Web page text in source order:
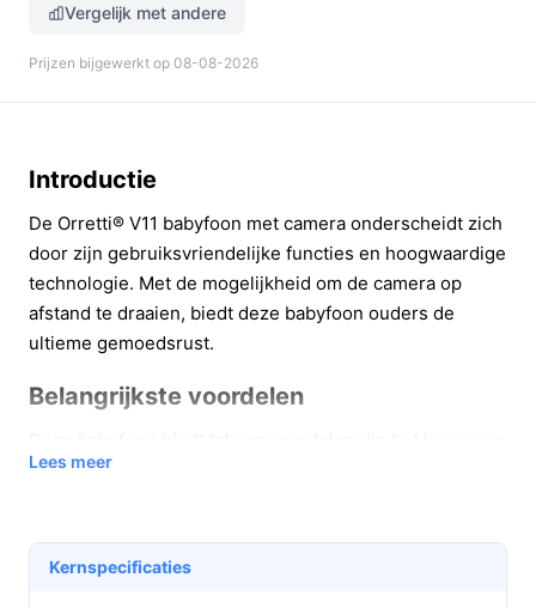
Vergelijk met andere
Prijzen bijgewerkt op 08-08-2026
Introductie
De Orretti® V11 babyfoon met camera onderscheidt zich
door zijn gebruiksvriendelijke functies en hoogwaardige
technologie. Met de mogelijkheid om de camera op
afstand te draaien, biedt deze babyfoon ouders de
ultieme gemoedsrust.
Belangrijkste voordelen
ouders eenvoudiger maken:
en 50° verticaal kan draaien, zie je altijd wat je
kindje doet, zonder de kamer binnen te hoeven
Lees meer
Kernspecificaties